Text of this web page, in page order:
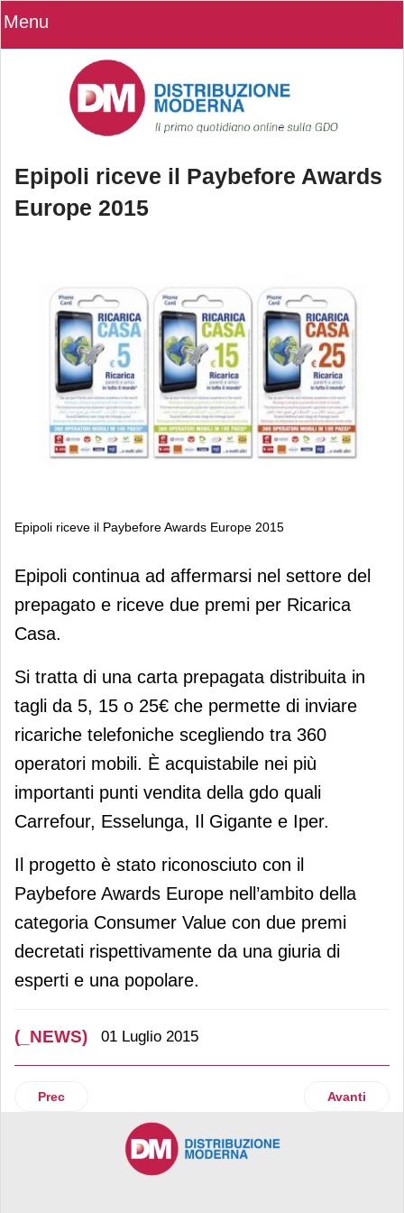
Menu
Epipoli riceve il Paybefore Awards
Europe 2015
Epipoli riceve il Paybefore Awards Europe 2015
Epipoli riceve il Paybefore Awards
Europe 2015
Epipoli continua ad affermarsi nel settore del
prepagato e riceve due premi per Ricarica
Casa.
Si tratta di una carta prepagata distribuita in
tagli da 5, 15 o 25€ che permette di inviare
ricariche telefoniche scegliendo tra 360
operatori mobili. È acquistabile nei più
importanti punti vendita della gdo quali
Carrefour, Esselunga, Il Gigante e Iper.
Il progetto è stato riconosciuto con il
Paybefore Awards Europe nell’ambito della
categoria Consumer Value con due premi
decretati rispettivamente da una giuria di
esperti e una popolare.
(_NEWS) 01 Luglio 2015
Articolo precedente: Latte Rugiada sceglie Genesys
Prec Articolo
Avanti